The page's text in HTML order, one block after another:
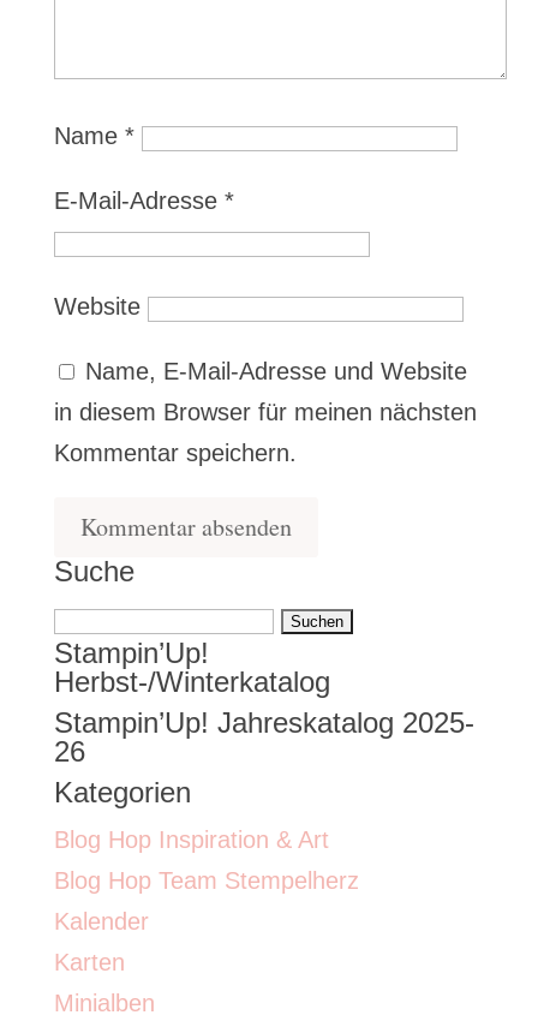
Name *
E-Mail-Adresse *
Website
Name, E-Mail-Adresse und Website
in diesem Browser für meinen nächsten
Kommentar speichern.
Suche
Suchen
nach:
Stampin’Up!
Herbst-/Winterkatalog
Stampin’Up! Jahreskatalog 2025-
26
Kategorien
Blog Hop Inspiration & Art
Blog Hop Team Stempelherz
Kalender
Karten
Minialben